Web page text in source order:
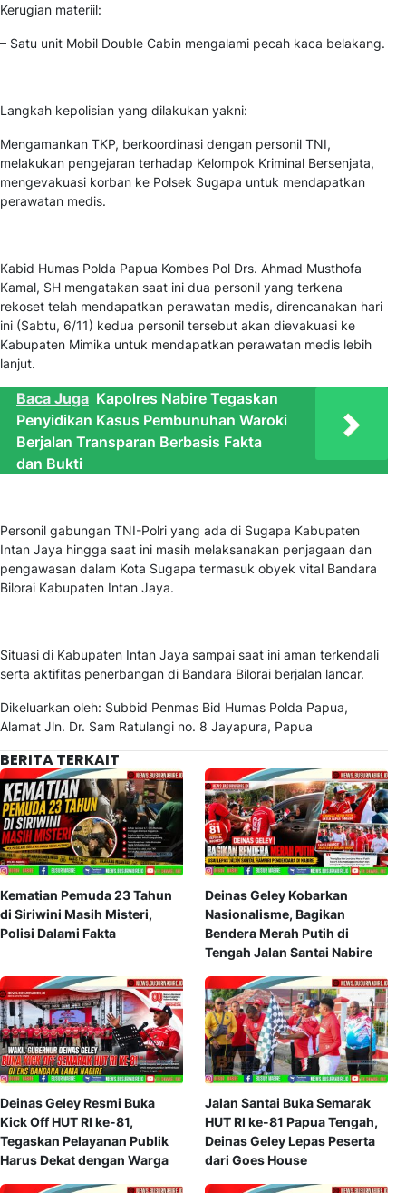
Kerugian materiil:
– Satu unit Mobil Double Cabin mengalami pecah kaca belakang.
Langkah kepolisian yang dilakukan yakni:
Mengamankan TKP, berkoordinasi dengan personil TNI,
melakukan pengejaran terhadap Kelompok Kriminal Bersenjata,
mengevakuasi korban ke Polsek Sugapa untuk mendapatkan
perawatan medis.
Kabid Humas Polda Papua Kombes Pol Drs. Ahmad Musthofa
Kamal, SH mengatakan saat ini dua personil yang terkena
rekoset telah mendapatkan perawatan medis, direncanakan hari
ini (Sabtu, 6/11) kedua personil tersebut akan dievakuasi ke
Kabupaten Mimika untuk mendapatkan perawatan medis lebih
lanjut.
Baca Juga Kapolres Nabire Tegaskan
Penyidikan Kasus Pembunuhan Waroki
Berjalan Transparan Berbasis Fakta
dan Bukti
Personil gabungan TNI-Polri yang ada di Sugapa Kabupaten
Intan Jaya hingga saat ini masih melaksanakan penjagaan dan
pengawasan dalam Kota Sugapa termasuk obyek vital Bandara
Bilorai Kabupaten Intan Jaya.
Situasi di Kabupaten Intan Jaya sampai saat ini aman terkendali
serta aktifitas penerbangan di Bandara Bilorai berjalan lancar.
Dikeluarkan oleh: Subbid Penmas Bid Humas Polda Papua,
Alamat Jln. Dr. Sam Ratulangi no. 8 Jayapura, Papua
BERITA TERKAIT
Kematian Pemuda 23 Tahun
di Siriwini Masih Misteri,
Polisi Dalami Fakta
Deinas Geley Kobarkan
Nasionalisme, Bagikan
Bendera Merah Putih di
Tengah Jalan Santai Nabire
Deinas Geley Resmi Buka
Kick Off HUT RI ke-81,
Tegaskan Pelayanan Publik
Harus Dekat dengan Warga
Jalan Santai Buka Semarak
HUT RI ke-81 Papua Tengah,
Deinas Geley Lepas Peserta
dari Goes House